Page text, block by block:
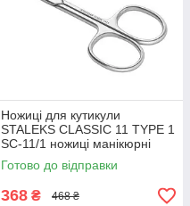
Ножиці для кутикули
STALEKS CLASSIC 11 TYPE 1
SC-11/1 ножиці манікюрні
інструмент Сталекс
професійні
Готово до відправки
368 ₴ 468 ₴